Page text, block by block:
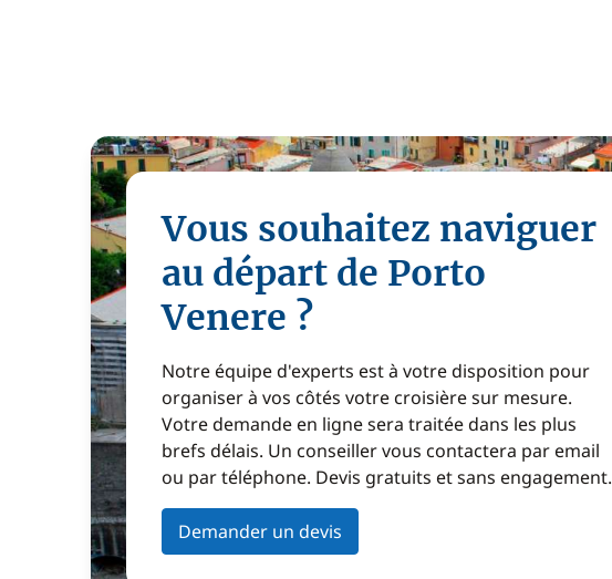
Vous souhaitez naviguer
au départ de Porto
Venere ?
Notre équipe d'experts est à votre disposition pour
organiser à vos côtés votre croisière sur mesure.
Votre demande en ligne sera traitée dans les plus
brefs délais. Un conseiller vous contactera par email
ou par téléphone. Devis gratuits et sans engagement.
Demander un devis